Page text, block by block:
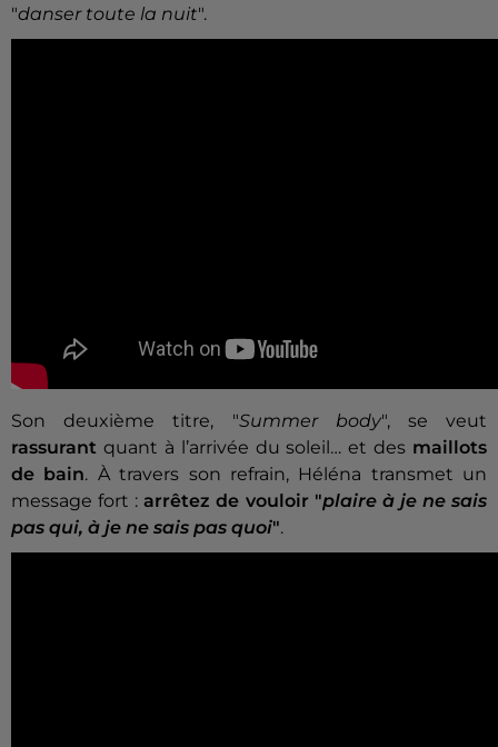
"danser toute la nuit".
Son deuxième titre, "Summer body", se veut
rassurant quant à l’arrivée du soleil… et des maillots
de bain. À travers son refrain, Héléna transmet un
message fort :arrêtez de vouloir "plaire à je ne sais
pas qui, à je ne sais pas quoi".